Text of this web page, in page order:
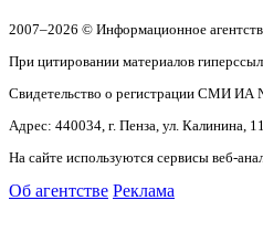
2007–2026 © Информационное
При цитировании материалов
Свидетельство о регистрации СМИ ИА
Адрес: 440034, г. Пенза, ул. Калинина,
На сайте используются сервисы веб-
Об агентстве Реклама